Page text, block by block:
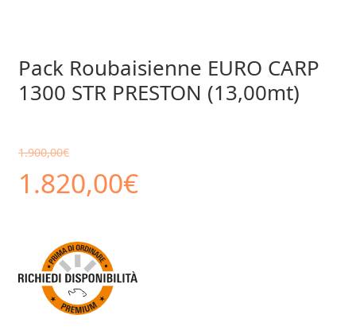
Pack Roubaisienne EURO CARP
1300 STR PRESTON (13,00mt)
1.900,00€
Il
originale
era:
1.820,00€Il